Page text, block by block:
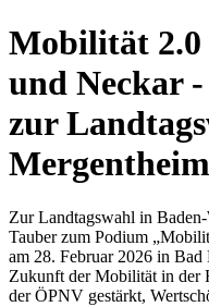
Mobilität 2.0
und Neckar
zur
Mergentheim
Zur Landtagswahl in
Tauber zum Podium
am 28. Februar 2026 in
Zukunft der Mobilität in der
der ÖPNV gestärkt,